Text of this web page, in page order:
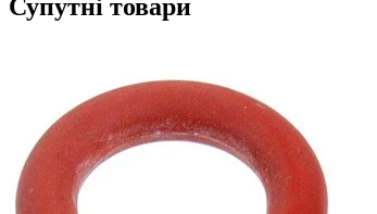
Супутні товари